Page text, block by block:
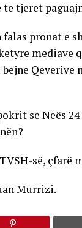
tjeret
pronat e
mediave
se Neës
së, çfarë
Murrizi.